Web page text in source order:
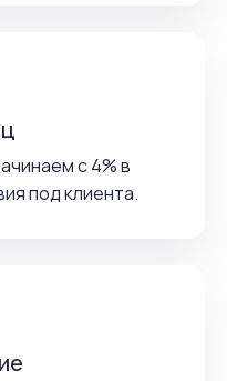
с 4% в
под клиента.